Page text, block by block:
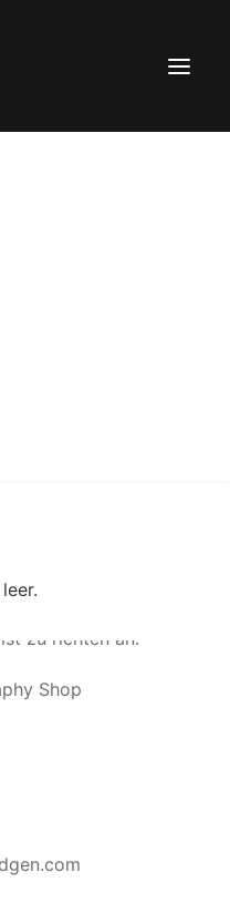
Produkten können
von 14
mittels einer
Absendung
zu richten an:
Shop